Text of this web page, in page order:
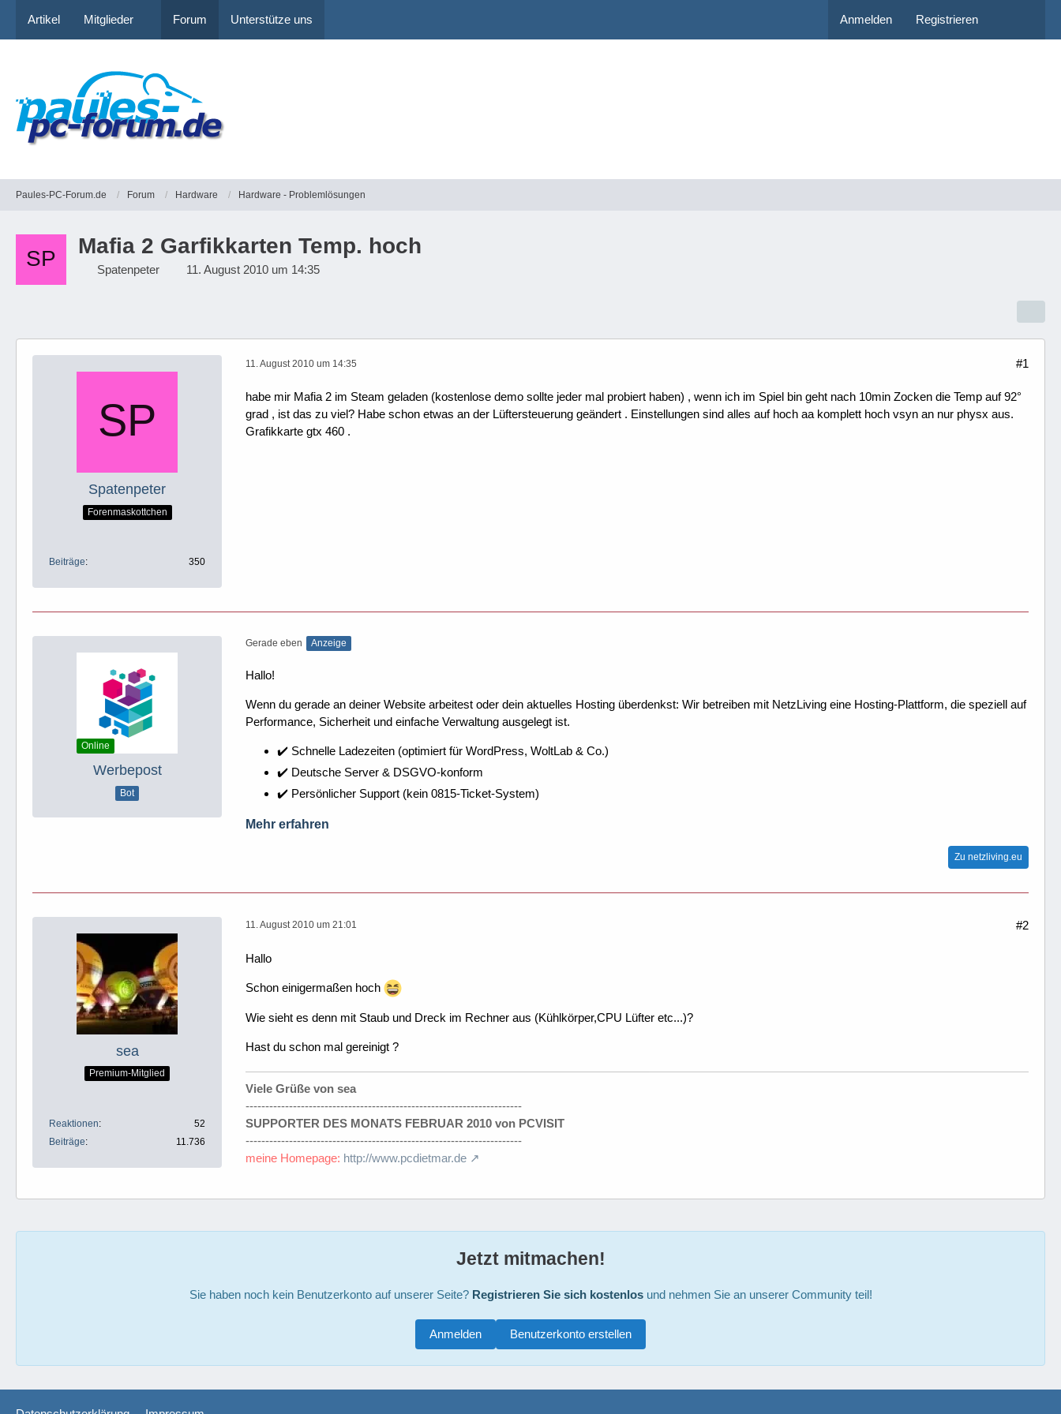
Artikel Mitglieder Forum Unterstütze uns Anmelden Registrieren
Paules-PC-Forum.de Forum Hardware Hardware - Problemlösungen
Mafia 2 Garfikkarten Temp. hoch
Spatenpeter 11. August 2010 um 14:35
Spatenpeter
Forenmaskottchen
Beiträge 350
11. August 2010 um 14:35 #1
habe mir Mafia 2 im Steam geladen (kostenlose demo sollte jeder mal probiert haben) , wenn ich im Spiel bin geht nach 10min Zocken die Temp auf 92°
grad , ist das zu viel? Habe schon etwas an der Lüftersteuerung geändert . Einstellungen sind alles auf hoch aa komplett hoch vsyn an nur physx aus.
Grafikkarte gtx 460 .
Online
Werbepost
Bot
Gerade eben Anzeige
Hallo!
Wenn du gerade an deiner Website arbeitest oder dein aktuelles Hosting überdenkst: Wir betreiben mit NetzLiving eine Hosting-Plattform, die speziell auf
Performance, Sicherheit und einfache Verwaltung ausgelegt ist.
✔️ Schnelle Ladezeiten (optimiert für WordPress, WoltLab & Co.)
✔️ Deutsche Server & DSGVO-konform
✔️ Persönlicher Support (kein 0815-Ticket-System)
Mehr erfahren
Zu netzliving.eu
sea
Premium-Mitglied
Reaktionen
52
Beiträge
11.736
11. August 2010 um 21:01 #2
Hallo
Schon einigermaßen hoch
Wie sieht es denn mit Staub und Dreck im Rechner aus (Kühlkörper,CPU Lüfter etc...)?
Hast du schon mal gereinigt ?
Viele Grüße von sea
----------------------------------------------------------------------
SUPPORTER DES MONATS FEBRUAR 2010 von PCVISIT
----------------------------------------------------------------------
meine Homepage: http://www.pcdietmar.de
Jetzt mitmachen!
Sie haben noch kein Benutzerkonto auf unserer Seite? Registrieren Sie sich kostenlosund nehmen Sie an unserer Community teil!
Benutzerkonto erstellen
Anmelden